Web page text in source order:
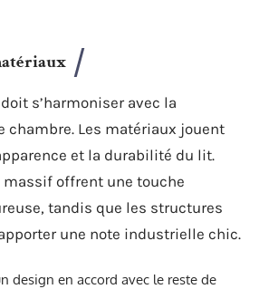
s’harmoniser avec la
chambre. Les matériaux jouent
et la durabilité du lit.
massif offrent une touche
tandis que les structures
une note industrielle chic.
design en accord avec le reste de